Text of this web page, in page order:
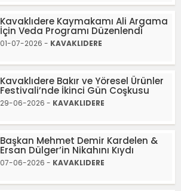
Kavaklıdere Kaymakamı Ali Argama
İçin Veda Programı Düzenlendi
01-07-2026 - KAVAKLIDERE
Kavaklıdere Bakır ve Yöresel Ürünler
Festivali’nde İkinci Gün Coşkusu
29-06-2026 - KAVAKLIDERE
Başkan Mehmet Demir Kardelen &
Ersan Dülger’in Nikahını Kıydı
07-06-2026 - KAVAKLIDERE